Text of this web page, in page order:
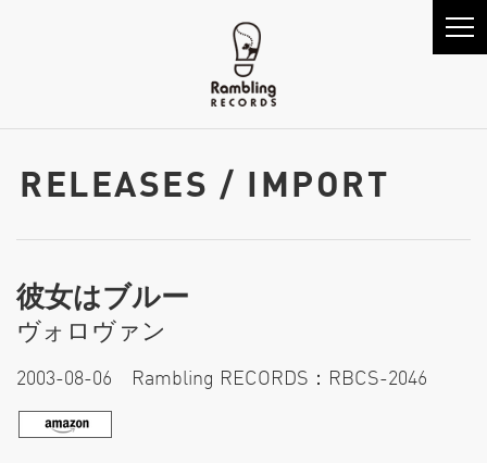
RELEASES / IMPORT
彼女はブルー
ヴォロヴァン
2003-08-06 Rambling RECORDS：RBCS-2046